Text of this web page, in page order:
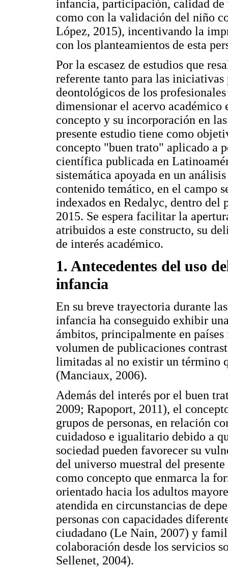
infancia, participación, calidad
como con la validación del niño
López, 2015), incentivando la
con los planteamientos de esta
Por la escasez de estudios que
referente tanto para las
deontológicos de los
dimensionar el acervo
concepto y su incorporación en
presente estudio tiene como
concepto "buen trato" aplicado a
científica publicada en
sistemática apoyada en un
contenido temático, en el campo
indexados en Redalyc, dentro del
2015. Se espera facilitar la
atribuidos a este constructo, su
de interés académico.
1. Antecedentes del uso
infancia
En su breve trayectoria durante
infancia ha conseguido exhibir
ámbitos, principalmente en
volumen de publicaciones
limitadas al no existir un término
(Manciaux, 2006).
Además del interés por el buen
2009; Rapoport, 2011), el
grupos de personas, en relación
cuidadoso e igualitario debido a
sociedad pueden favorecer su
del universo muestral del
como concepto que enmarca la
orientado hacia los adultos
atendida en circunstancias de
personas con capacidades
ciudadano (Le Nain, 2007) y
colaboración desde los servicios
Sellenet, 2004).